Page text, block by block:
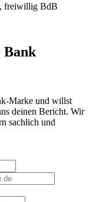
freiwillig BdB
Bank
Marke und willst
deinen Bericht. Wir
sachlich und